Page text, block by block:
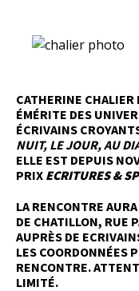
CATHERINE
ÉMÉRITE DES
ÉCRIVAINS
NUIT, LE JOUR, AU
ELLE EST DEPUIS
PRIX ECRITURES &
LA RENCONTRE
DE CHATILLON, RUE
AUPRÈS DE
LES COORDONNÉES
RENCONTRE.
LIMITÉ.